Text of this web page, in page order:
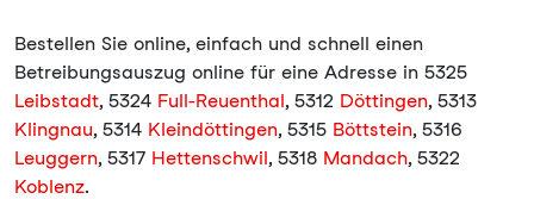
Bestellen Sie online, einfach und schnell einen
Betreibungsauszug online für eine Adresse in 5325
Leibstadt, 5324 Full-Reuenthal, 5312 Döttingen, 5313
Klingnau, 5314 Kleindöttingen, 5315 Böttstein, 5316
Leuggern, 5317 Hettenschwil, 5318 Mandach, 5322
Koblenz.